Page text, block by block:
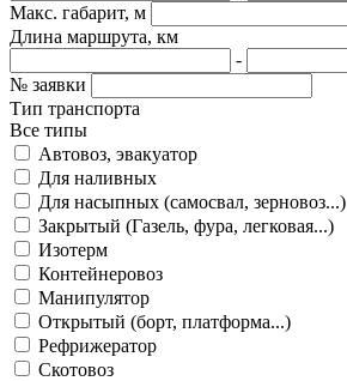
Макс. габарит, м
Длина маршрута, км
-
№ заявки
Тип транспорта
Все типы
Автовоз, эвакуатор
Для наливных
Для насыпных (самосвал, зерновоз...)
Закрытый (Газель, фура, легковая...)
Изотерм
Контейнеровоз
Манипулятор
Открытый (борт, платформа...)
Рефрижератор
Скотовоз